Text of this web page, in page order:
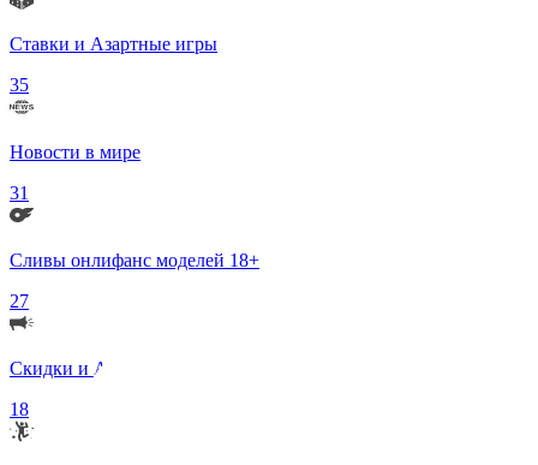
Ставки и Азартные игры
35
Новости в мире
31
Сливы онлифанс моделей 18+
27
Скидки и Акции
18